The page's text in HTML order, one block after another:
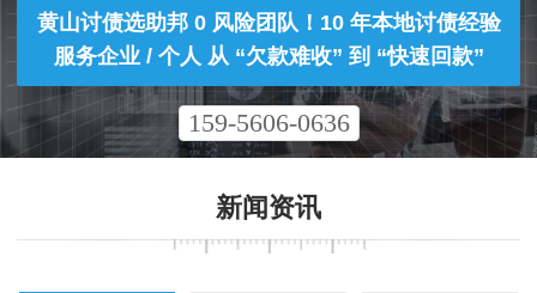
黄山讨债选助邦 0 风险团队！10 年本地讨债经验
服务企业 / 个人 从 “欠款难收” 到 “快速回款”
159-5606-0636
新闻资讯